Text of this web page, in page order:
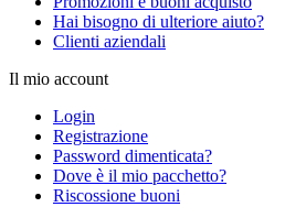
Hai bisogno di ulteriore aiuto?
Clienti aziendali
Il mio account
Login
Registrazione
Password dimenticata?
Dove è il mio pacchetto?
Riscossione buoni